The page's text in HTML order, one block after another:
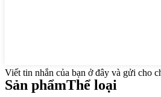
Viết tin nhắn của bạn ở đây và gửi cho
Sản phẩmThể loại